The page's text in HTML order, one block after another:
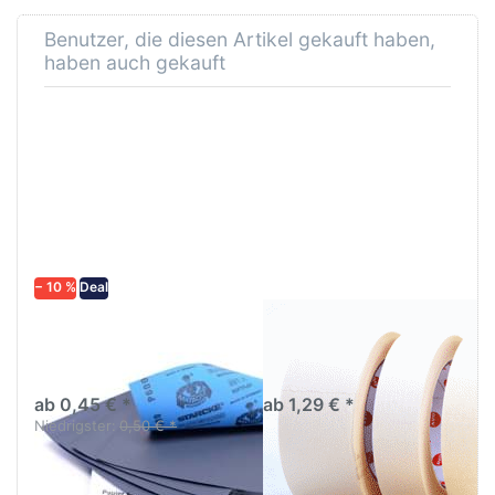
Benutzer, die diesen Artikel gekauft haben,
haben auch gekauft
− 10 % Deal
diversen Körnungen
ab 0,45 € *
Niedrigster: 0,50 € *
Abklebeband hell bis
ab 1,29 € *